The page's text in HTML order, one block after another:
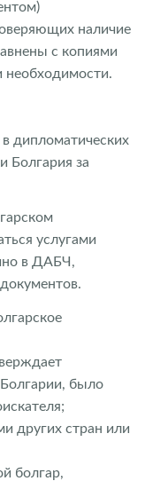
наличие
с копиями
необходимости.
дипломатических
Болгария за
услугами
в ДАБЧ,
было
других стран или
болгар,